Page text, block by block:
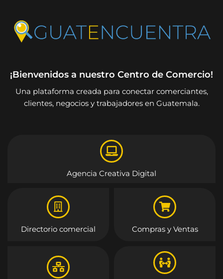
¡Bienvenidos a nuestro Centro de Comercio!
Una plataforma creada para conectar comerciantes,
clientes, negocios y trabajadores en Guatemala.
Agencia Creativa Digital
Directorio comercial Compras y Ventas